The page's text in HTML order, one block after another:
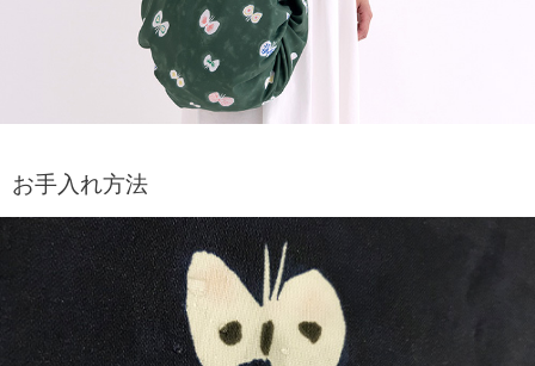
お手入れ方法